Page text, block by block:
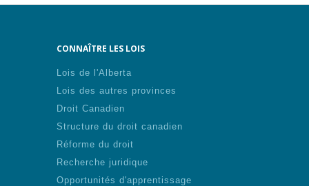
CONNAÎTRE LES LOIS
Lois de l'Alberta
Lois des autres provinces
Droit Canadien
Structure du droit canadien
Réforme du droit
Recherche juridique
Opportunités d'apprentissage